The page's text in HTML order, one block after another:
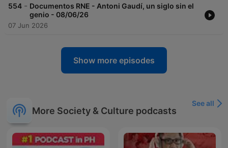
554 - Documentos RNE - Antoni Gaudí, un siglo sin el
genio - 08/06/26
07 Jun 2026
Show more episodes
More Society & Culture podcasts
See all